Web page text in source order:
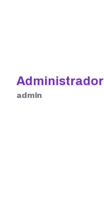
Administrador
admin